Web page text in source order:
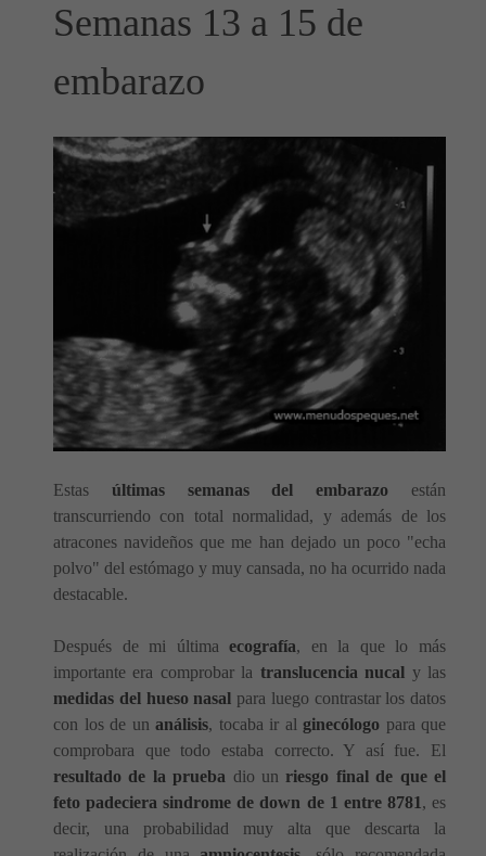
Semanas 13 a 15 de
embarazo
Estas últimas semanas del embarazo están
transcurriendo con total normalidad, y además de los
atracones navideños que me han dejado un poco "echa
polvo" del estómago y muy cansada, no ha ocurrido nada
destacable.
Después de mi últimaecografía, en la que lo más
importante era comprobar la translucencia nucal y las
medidas del hueso nasal para luego contrastar los datos
con los de un análisis, tocaba ir al ginecólogo para que
comprobara que todo estaba correcto. Y así fue. El
resultado de la prueba dio unriesgo final de que el
feto padeciera sindrome de down de 1 entre 8781, es
decir, una probabilidad muy alta que descarta la